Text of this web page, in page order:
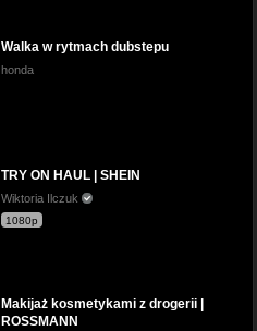
Walka w rytmach dubstepu
honda
TRY ON HAUL | SHEIN
Wiktoria Ilczuk
1080p
Makijaż kosmetykami z drogerii |
ROSSMANN